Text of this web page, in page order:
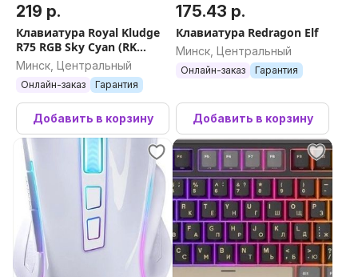
219 р.
Клавиатура Royal Kludge
R75 RGB Sky Cyan (RK
Brown)
Минск, Центральный
Онлайн-заказ Гарантия
Добавить в корзину
175.43 р.
Клавиатура Redragon Elf
Минск, Центральный
Онлайн-заказ Гарантия
Добавить в корзину